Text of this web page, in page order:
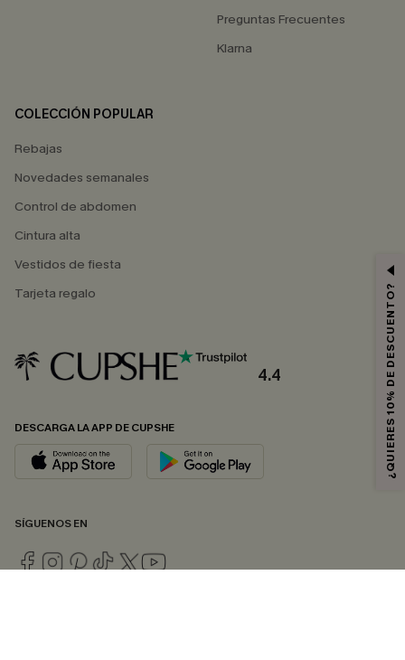
Preguntas Frecuentes
Klarna
COLECCIÓN POPULAR
Rebajas
Novedades semanales
Control de abdomen
Cintura alta
Vestidos de fiesta
Tarjeta regalo
4.4
DESCARGA LA APP DE CUPSHE
SÍGUENOS EN
¿QUIERES 10% DE DESCUENTO?